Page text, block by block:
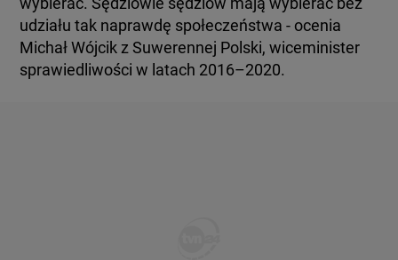
udziału tak naprawdę społeczeństwa - ocenia
Michał Wójcik z Suwerennej Polski, wiceminister
sprawiedliwości w latach 2016–2020.